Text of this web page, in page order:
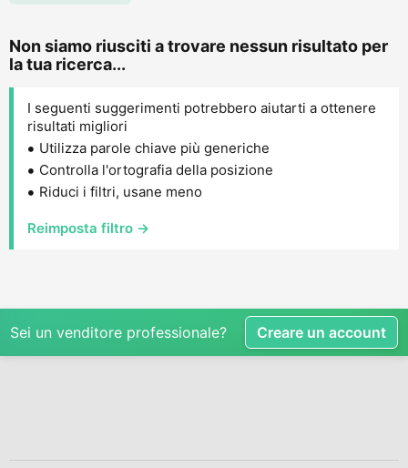
Non siamo riusciti a trovare nessun risultato per
la tua ricerca...
I seguenti suggerimenti potrebbero aiutarti a ottenere
risultati migliori
Utilizza parole chiave più generiche
Controlla l'ortografia della posizione
Riduci i filtri, usane meno
Reimposta filtro →
Sei un venditore professionale? Creare un account